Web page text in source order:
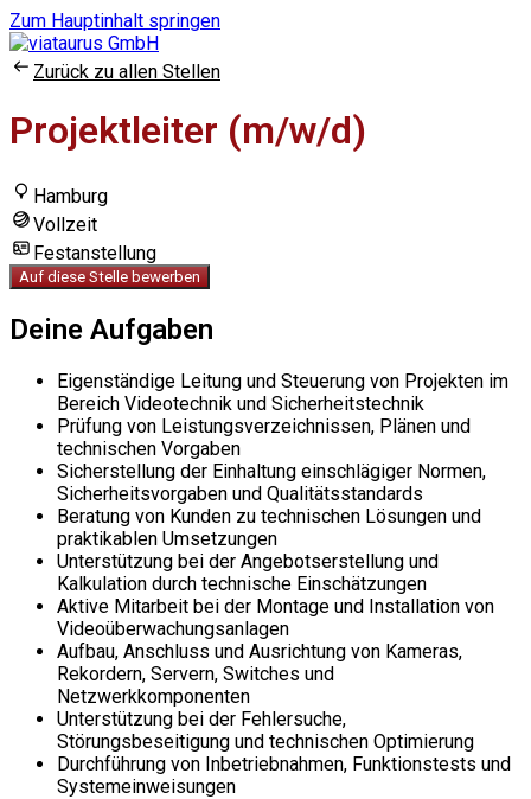
Zum Hauptinhalt springen
Zurück zu allen Stellen
Projektleiter (m/w/d)
Hamburg
Vollzeit
Festanstellung
Auf diese Stelle bewerben
Deine Aufgaben
Eigenständige Leitung und Steuerung von Projekten im
Bereich Videotechnik und Sicherheitstechnik
Prüfung von Leistungsverzeichnissen, Plänen und
technischen Vorgaben
Sicherstellung der Einhaltung einschlägiger Normen,
Sicherheitsvorgaben und Qualitätsstandards
Beratung von Kunden zu technischen Lösungen und
praktikablen Umsetzungen
Unterstützung bei der Angebotserstellung und
Kalkulation durch technische Einschätzungen
Aktive Mitarbeit bei der Montage und Installation von
Videoüberwachungsanlagen
Aufbau, Anschluss und Ausrichtung von Kameras,
Rekordern, Servern, Switches und
Netzwerkkomponenten
Unterstützung bei der Fehlersuche,
Störungsbeseitigung und technischen Optimierung
Durchführung von Inbetriebnahmen, Funktionstests und
Systemeinweisungen